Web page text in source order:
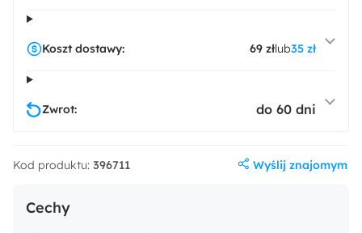
Cechy
Koszt dostawy: 69 złlub35 zł
Zwrot: do 60 dni
Kod produktu: 396711 Wyślij znajomym